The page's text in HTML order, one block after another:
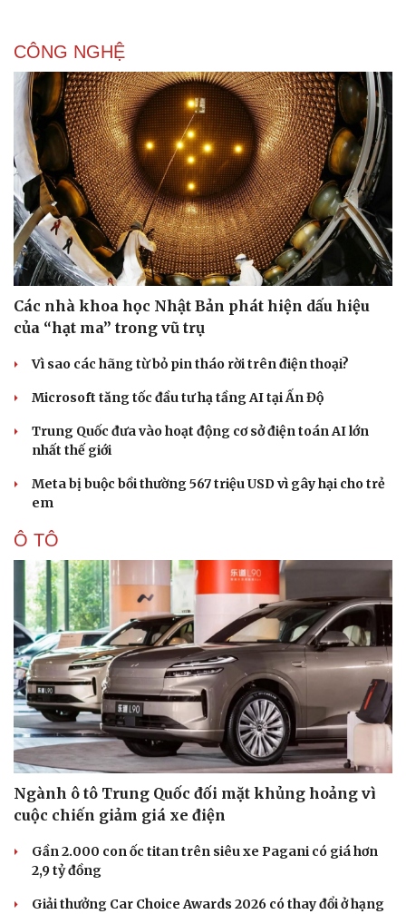
Sức khỏe
Dinh dưỡng - món ngon
Cây thuốc
Sản phụ khoa
Nhi khoa
Nam khoa
Làm đẹp - giảm cân
Phòng mạch online
Ăn sạch sống khỏe
Đời sống
Nhà đẹp
Blog
Tình yêu - Gia đình
CÔNG NGHỆ
Các nhà khoa học Nhật Bản phát hiện dấu hiệu
của “hạt ma” trong vũ trụ
Vì sao các hãng từ bỏ pin tháo rời trên điện thoại?
Microsoft tăng tốc đầu tư hạ tầng AI tại Ấn Độ
Trung Quốc đưa vào hoạt động cơ sở điện toán AI lớn
nhất thế giới
Meta bị buộc bồi thường 567 triệu USD vì gây hại cho trẻ
em
Ô TÔ
Ngành ô tô Trung Quốc đối mặt khủng hoảng vì
cuộc chiến giảm giá xe điện
Gần 2.000 con ốc titan trên siêu xe Pagani có giá hơn
2,9 tỷ đồng
Giải thưởng Car Choice Awards 2026 có thay đổi ở hạng